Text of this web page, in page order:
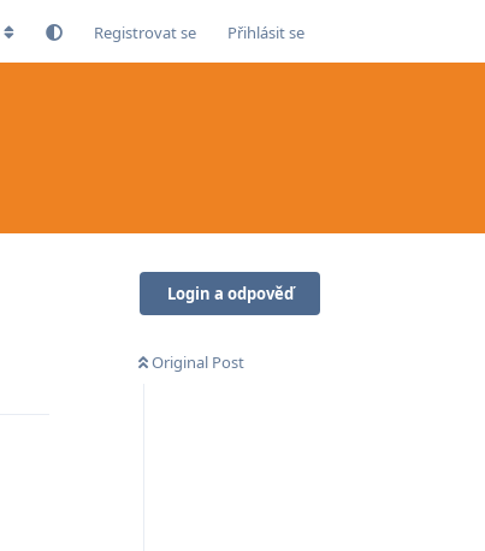
Registrovat se Přihlásit se
Login a odpověď
Original Post